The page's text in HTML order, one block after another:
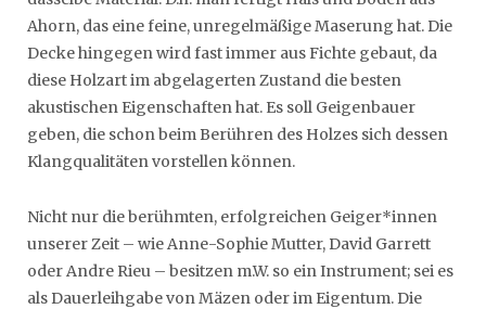
Ahorn, das eine feine, unregelmäßige Maserung hat. Die
Decke hingegen wird fast immer aus Fichte gebaut, da
diese Holzart im abgelagerten Zustand die besten
akustischen Eigenschaften hat. Es soll Geigenbauer
geben, die schon beim Berühren des Holzes sich dessen
Klangqualitäten vorstellen können.
Nicht nur die berühmten, erfolgreichen Geiger*innen
unserer Zeit – wie Anne-Sophie Mutter, David Garrett
oder Andre Rieu – besitzen m.W. so ein Instrument; sei es
als Dauerleihgabe von Mäzen oder im Eigentum. Die